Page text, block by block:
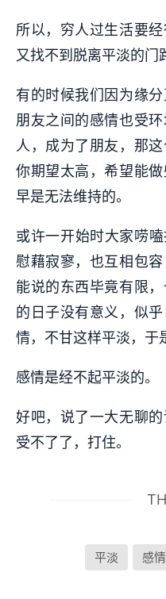
所以，穷人过生活要经
又找不到脱离平淡的门
有的时候我们因为缘
朋友之间的感情也受
人，成为了朋友，那
你期望太高，希望能
早是无法维持的。
或许一开始时大家唠
慰藉寂寥，也互相包
能说的东西毕竟有限
的日子没有意义，似
情，不甘这样平淡，于
感情是经不起平淡的。
好吧，说了一大无聊
受不了了，打住。
平淡 感情